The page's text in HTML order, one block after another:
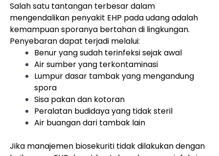
Salah satu tantangan terbesar dalam
mengendalikan penyakit EHP pada udang adalah
kemampuan sporanya bertahan di lingkungan.
Penyebaran dapat terjadi melalui:
Benur yang sudah terinfeksi sejak awal
Air sumber yang terkontaminasi
Lumpur dasar tambak yang mengandung
spora
Sisa pakan dan kotoran
Peralatan budidaya yang tidak steril
Air buangan dari tambak lain
Jika manajemen biosekuriti tidak dilakukan dengan